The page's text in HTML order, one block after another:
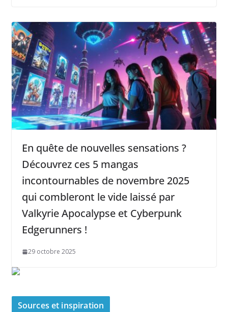
En quête de nouvelles sensations ?
Découvrez ces 5 mangas
incontournables de novembre 2025
qui combleront le vide laissé par
Valkyrie Apocalypse et Cyberpunk
Edgerunners !
29 octobre 2025
Sources et inspiration